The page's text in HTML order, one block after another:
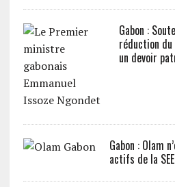
Gabon :
réduction
un devoir
Gabon : Olam
actifs de la